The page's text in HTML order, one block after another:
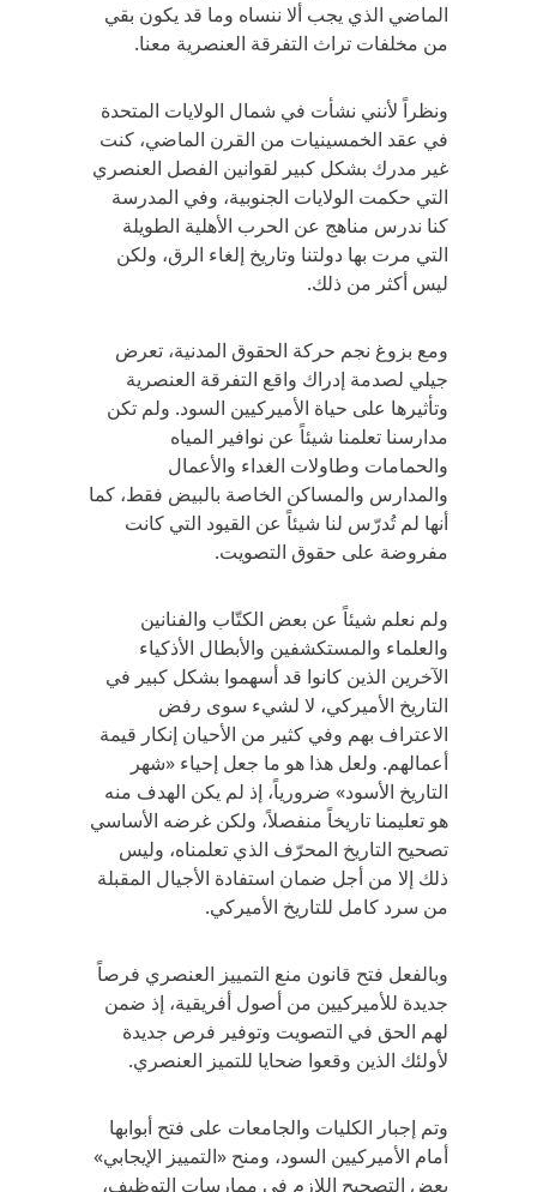
الماضي الذي يجب ألا ننساه وما قد يكون بقي
من مخلفات تراث التفرقة العنصرية معنا.
ونظراً لأنني نشأت في شمال الولايات المتحدة
في عقد الخمسينيات من القرن الماضي، كنت
غير مدرك بشكل كبير لقوانين الفصل العنصري
التي حكمت الولايات الجنوبية، وفي المدرسة
كنا ندرس مناهج عن الحرب الأهلية الطويلة
التي مرت بها دولتنا وتاريخ إلغاء الرق، ولكن
ليس أكثر من ذلك.
ومع بزوغ نجم حركة الحقوق المدنية، تعرض
جيلي لصدمة إدراك واقع التفرقة العنصرية
وتأثيرها على حياة الأميركيين السود. ولم تكن
مدارسنا تعلمنا شيئاً عن نوافير المياه
والحمامات وطاولات الغداء والأعمال
والمدارس والمساكن الخاصة بالبيض فقط، كما
أنها لم تُدرّس لنا شيئاً عن القيود التي كانت
مفروضة على حقوق التصويت.
ولم نعلم شيئاً عن بعض الكتّاب والفنانين
والعلماء والمستكشفين والأبطال الأذكياء
الآخرين الذين كانوا قد أسهموا بشكل كبير في
التاريخ الأميركي، لا لشيء سوى رفض
الاعتراف بهم وفي كثير من الأحيان إنكار قيمة
أعمالهم. ولعل هذا هو ما جعل إحياء «شهر
التاريخ الأسود» ضرورياً، إذ لم يكن الهدف منه
هو تعليمنا تاريخاً منفصلاً، ولكن غرضه الأساسي
تصحيح التاريخ المحرّف الذي تعلمناه، وليس
ذلك إلا من أجل ضمان استفادة الأجيال المقبلة
من سرد كامل للتاريخ الأميركي.
وبالفعل فتح قانون منع التمييز العنصري فرصاً
جديدة للأميركيين من أصول أفريقية، إذ ضمن
لهم الحق في التصويت وتوفير فرص جديدة
لأولئك الذين وقعوا ضحايا للتميز العنصري.
وتم إجبار الكليات والجامعات على فتح أبوابها
أمام الأميركيين السود، ومنح «التمييز الإيجابي»
بعض التصحيح اللازم في ممارسات التوظيف،